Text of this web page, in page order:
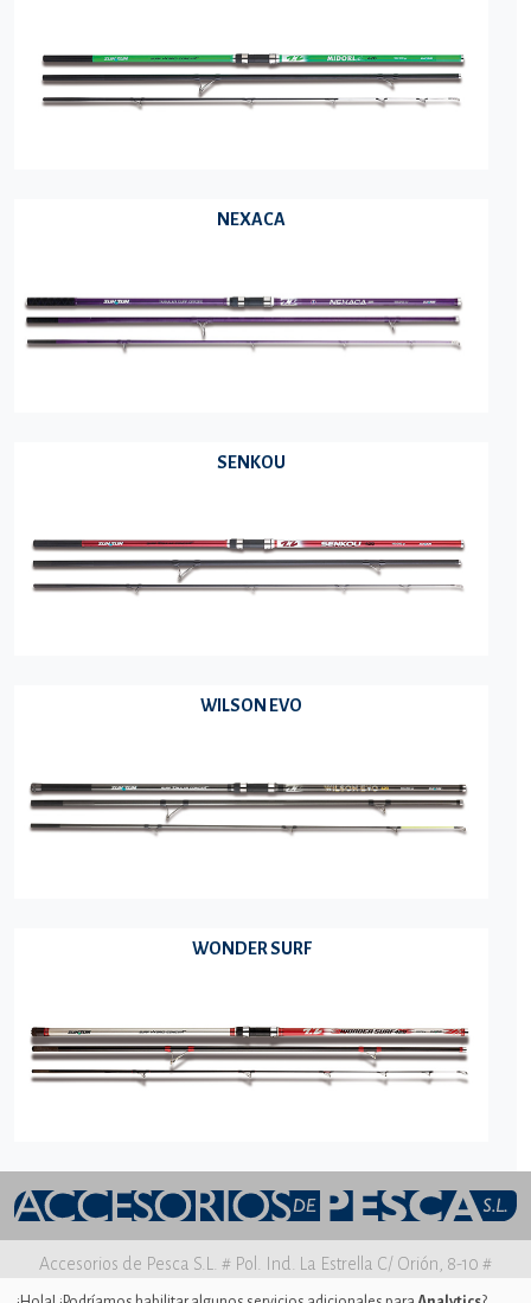
NEXACA
SENKOU
WILSON EVO
WONDER SURF
Accesorios de Pesca S.L. # Pol. Ind. La Estrella C/ Orión, 8-10 #
30500 MOLINA DE SEGURA Murcia